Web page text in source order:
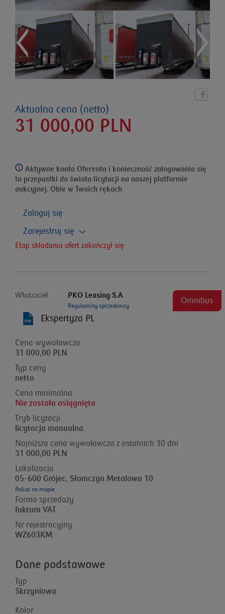
Aktualna cena (netto)
31 000,00 PLN
Aktywne konto Oferenta i konieczność zalogowania się
to przepustki do świata licytacji na naszej platformie
aukcyjnej. Obie w Twoich rękach
Zaloguj się
Zarejestruj się
Etap składania ofert zakończył się.
Właściciel PKO Leasing S.A
Regulaminy sprzedawcy
Omnibus
Ekspertyza PL
Cena wywoławcza
31 000,00 PLN
Typ ceny
netto
Cena minimalna
Nie została osiągnięta
Tryb licytacji
licytacja manualna
Najniższa cena wywoławcza z ostatnich 30 dni
31 000,00 PLN
Lokalizacja
05-600 Grójec, Słomczyn Metalowa 10
Pokaż na mapie
Forma sprzedaży
faktura VAT
Nr rejestracyjny
WZ603KM
Dane podstawowe
Typ
Skrzyniowa
Kolor